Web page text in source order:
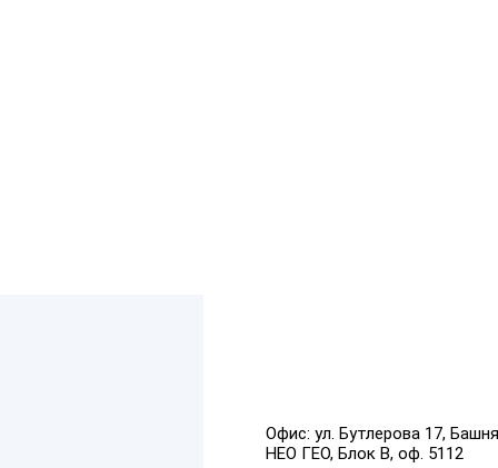
Офис: ул. Бутлерова 17, Башня
НЕО ГЕО, Блок В, оф. 5112